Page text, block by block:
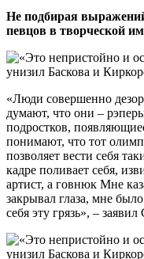
Не подбирая
певцов в творческой
«Люди совершенно
думают, что они –
подростков,
понимают, что тот
позволяет вести себя
кадре поливает себя,
артист, а говнюк Мне
закрывал глаза, мне
себя эту грязь», – заявил